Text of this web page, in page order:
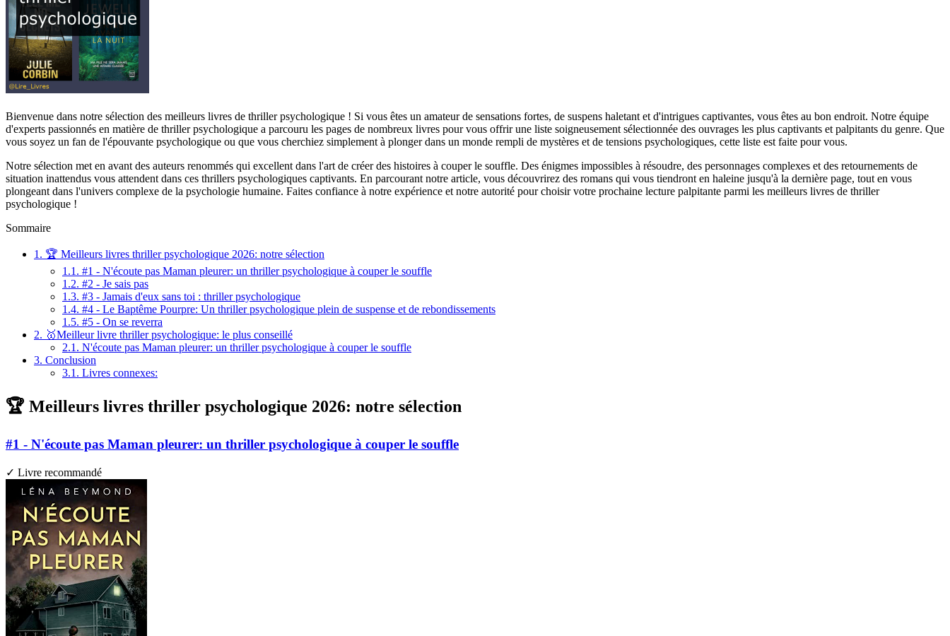
Bienvenue dans notre sélection des meilleurs livres de thriller psychologique ! Si vous êtes un amateur de sensations fortes, de suspens haletant et d'intrigues captivantes, vous êtes au bon endroit. Notre équipe
d'experts passionnés en matière de thriller psychologique a parcouru les pages de nombreux livres pour vous offrir une liste soigneusement sélectionnée des ouvrages les plus captivants et palpitants du genre. Que
vous soyez un fan de l'épouvante psychologique ou que vous cherchiez simplement à plonger dans un monde rempli de mystères et de tensions psychologiques, cette liste est faite pour vous.
Notre sélection met en avant des auteurs renommés qui excellent dans l'art de créer des histoires à couper le souffle. Des énigmes impossibles à résoudre, des personnages complexes et des retournements de
situation inattendus vous attendent dans ces thrillers psychologiques captivants. En parcourant notre article, vous découvrirez des romans qui vous tiendront en haleine jusqu'à la dernière page, tout en vous
plongeant dans l'univers complexe de la psychologie humaine. Faites confiance à notre expérience et notre autorité pour choisir votre prochaine lecture palpitante parmi les meilleurs livres de thriller
psychologique !
Sommaire
1. 🏆 Meilleurs livres thriller psychologique 2026: notre sélection
1.1. #1 - N'écoute pas Maman pleurer: un thriller psychologique à couper le souffle
1.2. #2 - Je sais pas
1.3. #3 - Jamais d'eux sans toi : thriller psychologique
1.4. #4 - Le Baptême Pourpre: Un thriller psychologique plein de suspense et de rebondissements
1.5. #5 - On se reverra
2. 🥇Meilleur livre thriller psychologique: le plus conseillé
2.1. N'écoute pas Maman pleurer: un thriller psychologique à couper le souffle
3. Conclusion
3.1. Livres connexes:
🏆 Meilleurs livres thriller psychologique 2026: notre sélection
#1 - N'écoute pas Maman pleurer: un thriller psychologique à couper le souffle
✓ Livre recommandé